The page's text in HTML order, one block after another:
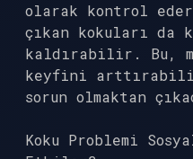
olarak kontrol
çıkan kokuları da
kaldırabilir. Bu,
keyfini
sorun olmaktan
Koku Problemi